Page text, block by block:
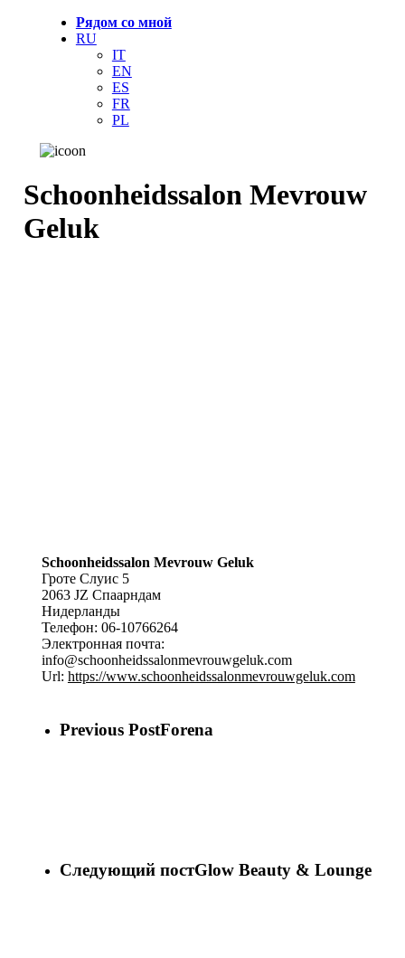
Рядом со мной
RU
IT
EN
ES
FR
PL
Schoonheidssalon Mevrouw
Geluk
Schoonheidssalon Mevrouw Geluk
Гроте Слуис 5
2063 JZ Спаарндам
Нидерланды
Телефон: 06-10766264
Электронная почта:
info@schoonheidssalonmevrouwgeluk.com
Url: https://www.schoonheidssalonmevrouwgeluk.com
Previous PostForena
Следующий постGlow Beauty & Lounge